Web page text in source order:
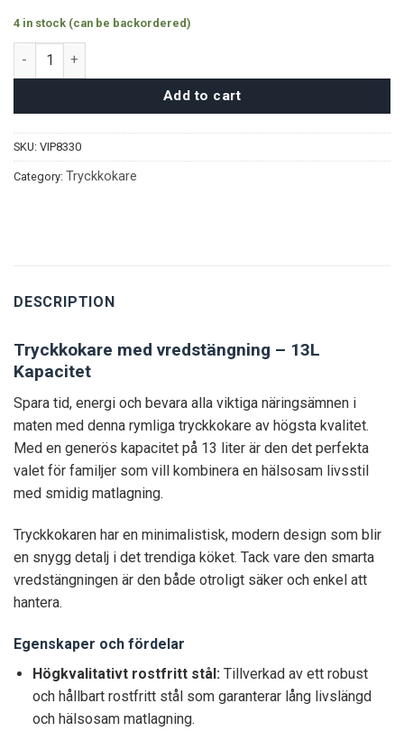
4 in stock (can be backordered)
Tryckkokare med vred 13L quantity
Add to cart
SKU: VIP8330
Category: Tryckkokare
DESCRIPTION
Tryckkokare med vredstängning – 13L
Kapacitet
Spara tid, energi och bevara alla viktiga näringsämnen i
maten med denna rymliga tryckkokare av högsta kvalitet.
Med en generös kapacitet på 13 liter är den det perfekta
valet för familjer som vill kombinera en hälsosam livsstil
med smidig matlagning.
Tryckkokaren har en minimalistisk, modern design som blir
en snygg detalj i det trendiga köket. Tack vare den smarta
vredstängningen är den både otroligt säker och enkel att
hantera.
Egenskaper och fördelar
Högkvalitativt rostfritt stål: Tillverkad av ett robust
och hållbart rostfritt stål som garanterar lång livslängd
och hälsosam matlagning.